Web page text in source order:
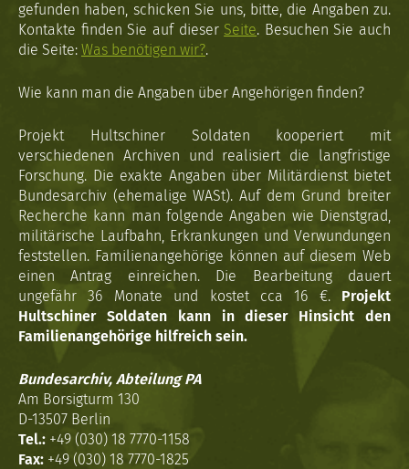
gefunden haben, schicken Sie uns, bitte, die Angaben zu.
Kontakte finden Sie auf dieser Seite. Besuchen Sie auch
die Seite: Was benötigen wir?.
Wie kann man die Angaben über Angehörigen finden?
Projekt Hultschiner Soldaten kooperiert mit
verschiedenen Archiven und realisiert die langfristige
Forschung. Die exakte Angaben über Militärdienst bietet
Bundesarchiv (ehemalige WASt). Auf dem Grund breiter
Recherche kann man folgende Angaben wie Dienstgrad,
militärische Laufbahn, Erkrankungen und Verwundungen
feststellen. Familienangehörige können auf diesem Web
einen Antrag einreichen. Die Bearbeitung dauert
ungefähr 36 Monate und kostet cca 16 €. Projekt
Hultschiner Soldaten kann in dieser Hinsicht den
Familienangehörige hilfreich sein.
Bundesarchiv, Abteilung PA
Am Borsigturm 130
D-13507 Berlin
Tel.: +49 (030) 18 7770-1158
Fax: +49 (030) 18 7770-1825